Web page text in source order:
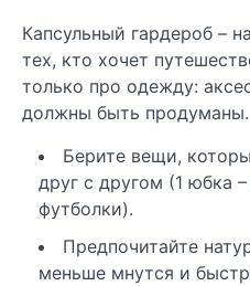
Капсульный гардероб –
тех, кто хочет
только про одежду:
должны быть продуманы.
Берите вещи,
друг с другом (1 юбка
футболки).
Предпочитайте
меньше мнутся и